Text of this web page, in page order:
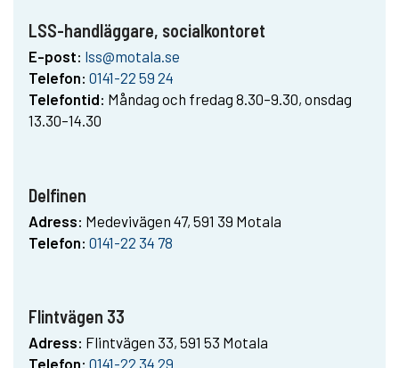
LSS-handläggare, socialkontoret
E-post: lss@motala.se
Telefon: 0141-22 59 24
Telefontid: Måndag och fredag 8.30–9.30, onsdag
13.30–14.30
Delfinen
Adress: Medevivägen 47, 591 39 Motala
Telefon: 0141-22 34 78
Flintvägen 33
Adress: Flintvägen 33, 591 53 Motala
Telefon: 0141-22 34 29